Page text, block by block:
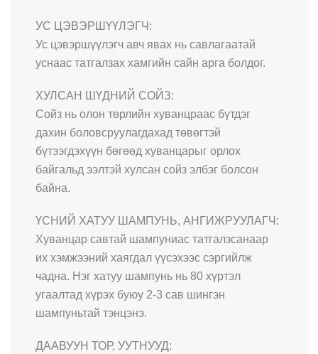
УС ЦЭВЭРШҮҮЛЭГЧ:
Ус цэвэршүүлэгч авч явах нь савлагаатай
уснаас татгалзах хамгийн сайн арга болдог.
ХУЛСАН ШҮДНИЙ СОЙЗ:
Сойз нь олон төрлийн хуванцраас бүтдэг
дахин боловсруулагдахад төвөгтэй
бүтээгдэхүүн бөгөөд хуванцарыг орлох
байгальд ээлтэй хулсан сойз элбэг болсон
байна.
ҮСНИЙ ХАТУУ ШАМПУНЬ, АНГИЖРУУЛАГЧ:
Хуванцар савтай шампуниас татгалзсанаар
их хэмжээний хаягдал үүсэхээс сэргийлж
чадна. Нэг хатуу шампунь нь 80 хүртэл
угаалтад хүрэх буюу 2-3 сав шингэн
шампуньтай тэнцэнэ.
ДААВУУН ТОР, УУТНУУД: